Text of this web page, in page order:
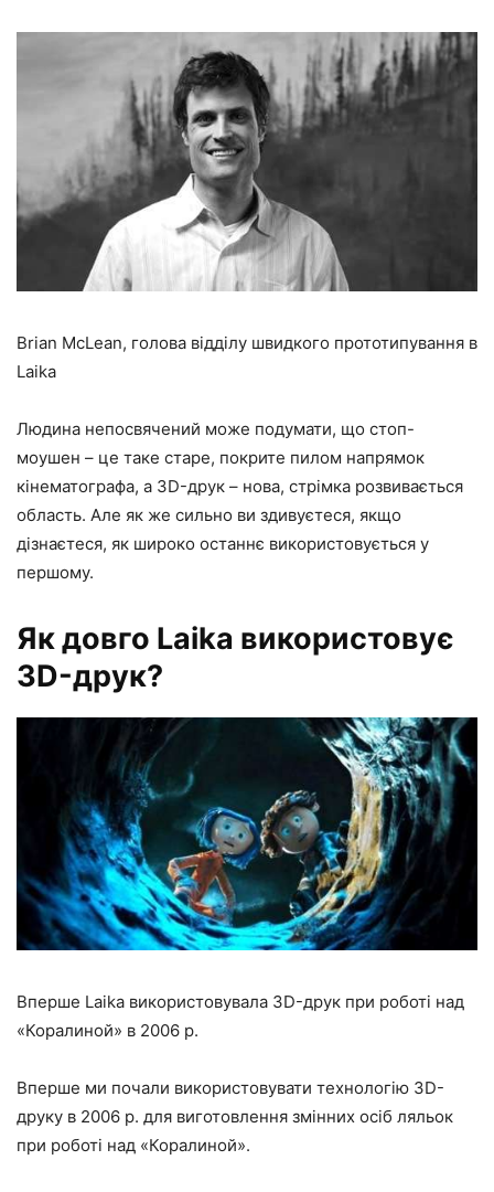
Brian McLean, голова відділу швидкого прототипування в
Laika
Людина непосвячений може подумати, що стоп-
моушен – це таке старе, покрите пилом напрямок
кінематографа, а 3D-друк – нова, стрімка розвивається
область. Але як же сильно ви здивуєтеся, якщо
дізнаєтеся, як широко останнє використовується у
першому.
Як довго Laika використовує
3D-друк?
Вперше Laika використовувала 3D-друк при роботі над
«Коралиной» в 2006 р.
Вперше ми почали використовувати технологію 3D-
друку в 2006 р. для виготовлення змінних осіб ляльок
при роботі над «Коралиной».